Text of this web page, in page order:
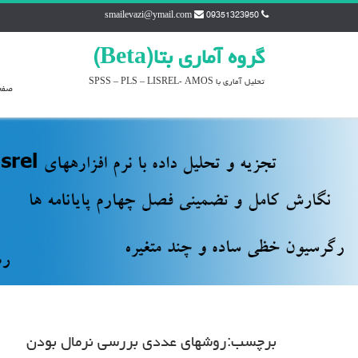
smailevazi@ymail.com
گروه آماري بتا(Beta)
تحليل آماري با SPSS – PLS – LISREL- AMOS
برچسب:روشهاي عددي بررسي نرمال بودن